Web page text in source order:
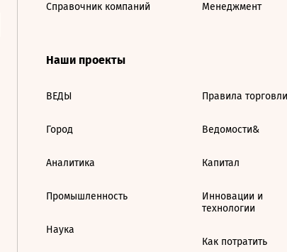
Справочник компаний Менеджмент
Наши проекты
ВЕДЫ
Город
Аналитика
Промышленность
Наука
Правила торговли
Ведомости&
Капитал
Инновации и
технологии
Как потратить